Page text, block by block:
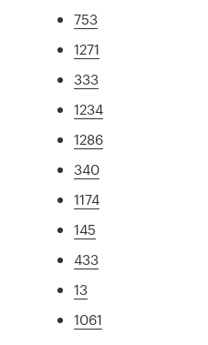
753
1271
333
1234
1286
340
1174
145
433
13
1061